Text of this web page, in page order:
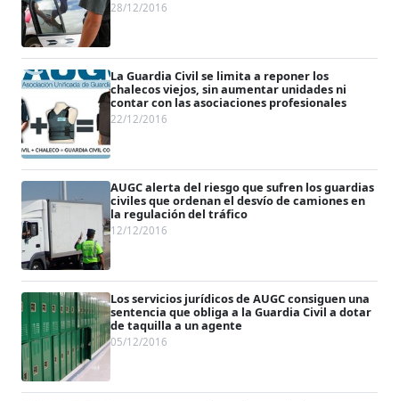
28/12/2016
La Guardia Civil se limita a reponer los
chalecos viejos, sin aumentar unidades ni
contar con las asociaciones profesionales
22/12/2016
AUGC alerta del riesgo que sufren los guardias
civiles que ordenan el desvío de camiones en
la regulación del tráfico
12/12/2016
Los servicios jurídicos de AUGC consiguen una
sentencia que obliga a la Guardia Civil a dotar
de taquilla a un agente
05/12/2016